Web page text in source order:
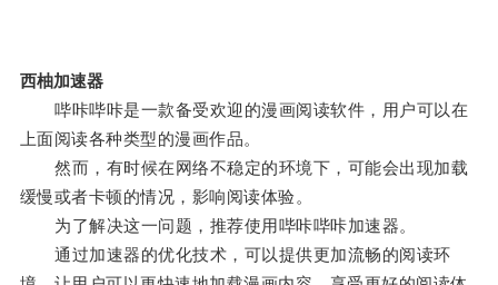
西柚加速器
哔咔哔咔是一款备受欢迎的漫画阅读软件，用户可以在
上面阅读各种类型的漫画作品。
然而，有时候在网络不稳定的环境下，可能会出现加载
缓慢或者卡顿的情况，影响阅读体验。
为了解决这一问题，推荐使用哔咔哔咔加速器。
通过加速器的优化技术，可以提供更加流畅的阅读环